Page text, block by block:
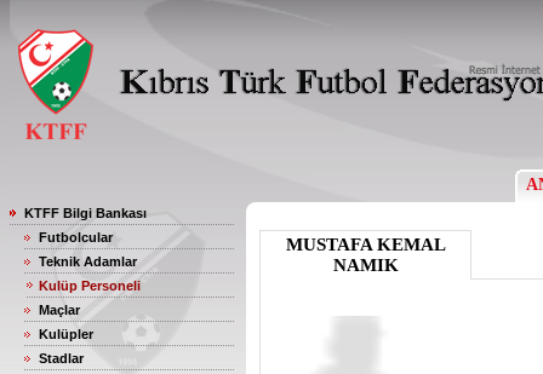
KTFF Bilgi Bankası
Futbolcular
Teknik Adamlar
Kulüp Personeli
Maçlar
Kulüpler
Stadlar
MUSTAFA KEMAL
NAMIK